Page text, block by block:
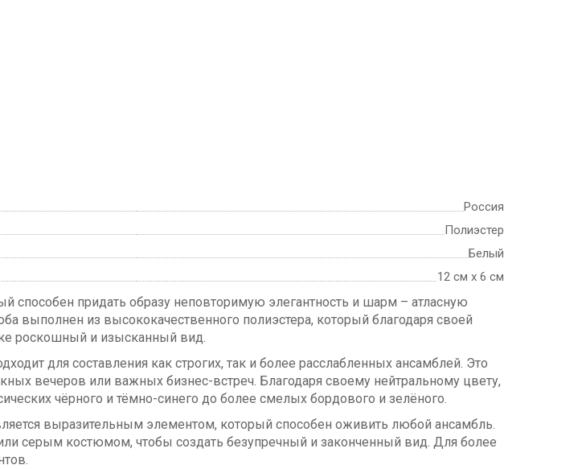
Россия
Полиэстер
Белый
12 см х 6 см
придать образу неповторимую элегантность и шарм – атласную
выполнен из высококачественного полиэстера, который благодаря своей
роскошный и изысканный вид.
для составления как строгих, так и более расслабленных ансамблей. Это
вечеров или важных бизнес-встреч. Благодаря своему нейтральному цвету,
чёрного и тёмно-синего до более смелых бордового и зелёного.
выразительным элементом, который способен оживить любой ансамбль.
серым костюмом, чтобы создать безупречный и законченный вид. Для более